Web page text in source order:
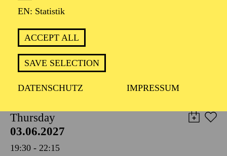
EN: Statistik
ACCEPT ALL
SAVE SELECTION
DATENSCHUTZ IMPRESSUM
Werke von Charles Ives, Ludwig van Beethoven
dem Westdeutschen Rundfunk Köln
TICKETS
19,00€
Thursday
03.06.2027
19:30 - 22:15